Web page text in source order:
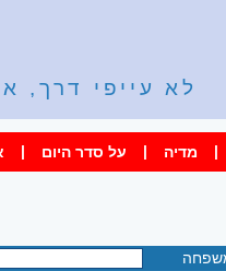
לא עייפי דרך,
| מדיה | על סדר היום |